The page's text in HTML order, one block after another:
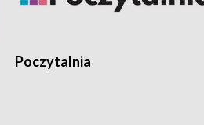
Poczytalnia